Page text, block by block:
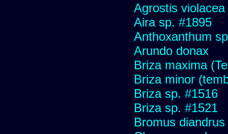
Agrostis violacea
Aira sp. #1895
Anthoxanthum
Arundo donax
Briza maxima
Briza minor
Briza sp. #1516
Briza sp. #1521
Bromus diandrus